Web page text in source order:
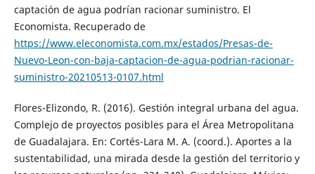
captación de agua podrí­an racionar suministro. El
Economista. Recuperado de
https://www.eleconomista.com.mx/estados/Presas-de-
Nuevo-Leon-con-baja-captacion-de-agua-podrian-racionar-
suministro-20210513-0107.html
Flores-Elizondo, R. (2016). Gestión integral urbana del agua.
Complejo de proyectos posibles para el Área Metropolitana
de Guadalajara. En: Cortés-Lara M. A. (coord.). Aportes a la
sustentabilidad, una mirada desde la gestión del territorio y